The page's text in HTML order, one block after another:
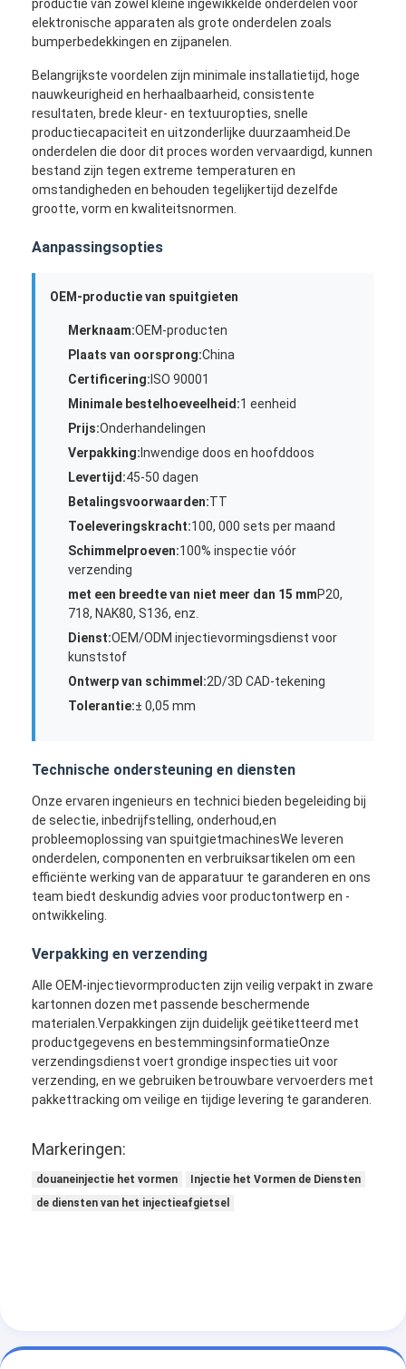
Ongeveer ons
Contacteer ons
Gevallen
Ga Nu Praten.
Injectie het Vormen de Diensten
De plastic Injectie het Vormen Dienst
Het dubbele Geschotene Injectie Vormen
precisieinjectie het vormen
Overmoldingsinjectie het Vormen
oem injectie het vormen
tussenvoegselinjectie het vormen
Elektronikainjectie het Vormen
Siliconeinjectie het Vormen
De Dienst van het matrijzenafgietsel
productie van zowel kleine ingewikkelde onderdelen voor
elektronische apparaten als grote onderdelen zoals
bumperbedekkingen en zijpanelen.
Belangrijkste voordelen zijn minimale installatietijd, hoge
nauwkeurigheid en herhaalbaarheid, consistente
resultaten, brede kleur- en textuuropties, snelle
productiecapaciteit en uitzonderlijke duurzaamheid.De
onderdelen die door dit proces worden vervaardigd, kunnen
bestand zijn tegen extreme temperaturen en
omstandigheden en behouden tegelijkertijd dezelfde
grootte, vorm en kwaliteitsnormen.
Aanpassingsopties
OEM-productie van spuitgieten
Merknaam:OEM-producten
Plaats van oorsprong:China
Certificering: ISO 90001
Minimale bestelhoeveelheid:1 eenheid
Prijs:Onderhandelingen
Verpakking: Inwendige doos en hoofddoos
Levertijd:45-50 dagen
Betalingsvoorwaarden:TT
Toeleveringskracht:100, 000 sets per maand
Schimmelproeven:100% inspectie vóór
verzending
met een breedte van niet meer dan 15 mmP20,
718, NAK80, S136, enz.
Dienst:OEM/ODM injectievormingsdienst voor
kunststof
Ontwerp van schimmel:2D/3D CAD-tekening
Tolerantie:± 0,05 mm
Technische ondersteuning en diensten
Onze ervaren ingenieurs en technici bieden begeleiding bij
de selectie, inbedrijfstelling, onderhoud,en
probleemoplossing van spuitgietmachinesWe leveren
onderdelen, componenten en verbruiksartikelen om een
efficiënte werking van de apparatuur te garanderen en ons
team biedt deskundig advies voor productontwerp en -
ontwikkeling.
Verpakking en verzending
Alle OEM-injectievormproducten zijn veilig verpakt in zware
kartonnen dozen met passende beschermende
materialen.Verpakkingen zijn duidelijk geëtiketteerd met
productgegevens en bestemmingsinformatieOnze
verzendingsdienst voert grondige inspecties uit voor
verzending, en we gebruiken betrouwbare vervoerders met
pakkettracking om veilige en tijdige levering te garanderen.
Markeringen:
douaneinjectie het vormen
Injectie het Vormen de Diensten
de diensten van het injectieafgietsel